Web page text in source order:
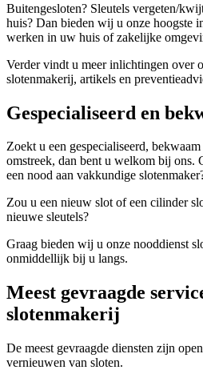
Buitengesloten? Sleutels vergeten/
huis? Dan bieden wij u onze hoogste
werken in uw huis of zakelijke
Verder vindt u meer inlichtingen over
slotenmakerij, artikels en
Gespecialiseerd en
Zoekt u een gespecialiseerd,
omstreek, dan bent u welkom bij ons.
een nood aan vakkundige
Zou u een nieuw slot of een cilinder
nieuwe sleutels?
Graag bieden wij u onze nooddienst
onmiddellijk bij u langs.
Meest gevraagde
slotenmakerij
De meest gevraagde diensten zijn
vernieuwen van sloten.